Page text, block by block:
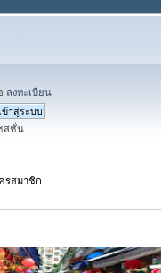
ลงทะเบียน
สชั่น
รสมาชิก